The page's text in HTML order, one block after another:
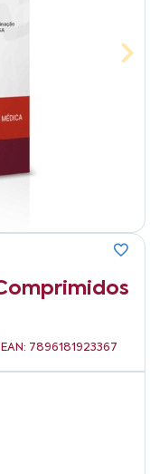
7896181923367